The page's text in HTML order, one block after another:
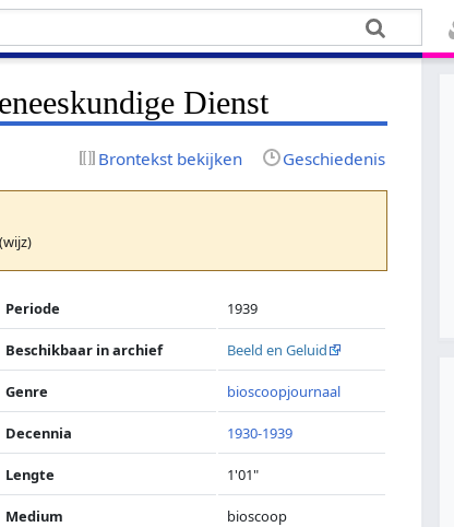
Dienst
Brontekst bekijken Geschiedenis
Periode 1939
Beschikbaar in archief Beeld en Geluid
Genre bioscoopjournaal
Decennia 1930-1939
Lengte 1'01"
Medium bioscoop